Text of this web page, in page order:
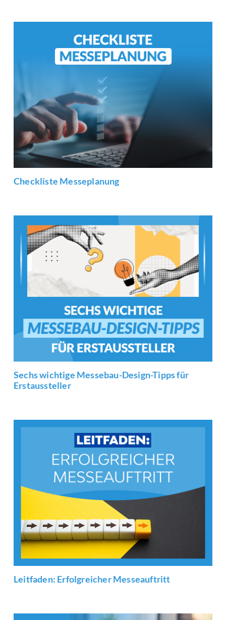
Checkliste Messeplanung
Sechs wichtige Messebau-Design-Tipps für
Erstaussteller
Leitfaden: Erfolgreicher Messeauftritt